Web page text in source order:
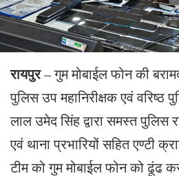
रायपुर– गुम मोबाईल फोन की
पुलिस उप महानिरीक्षक एवं वरिष्ठ
लाल उमेद सिंह द्वारा समस्त पुलिस
एवं थाना प्रभारियों सहित एण्टी
टीम को गुम मोबाईल फोन को ढूंढ